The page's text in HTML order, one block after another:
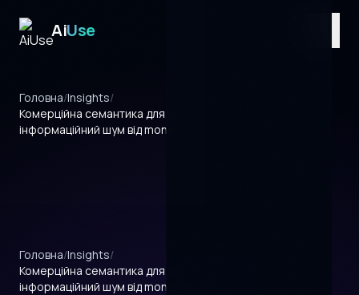
AiUse
Головна/Insights/
Комерційна семантика для B2B: як відрізнити
інформаційний шум від money keywords
Головна/Insights/
Комерційна семантика для B2B: як відрізнити
інформаційний шум від money keywords